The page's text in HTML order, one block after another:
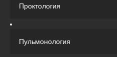
Проктология
Пульмонология